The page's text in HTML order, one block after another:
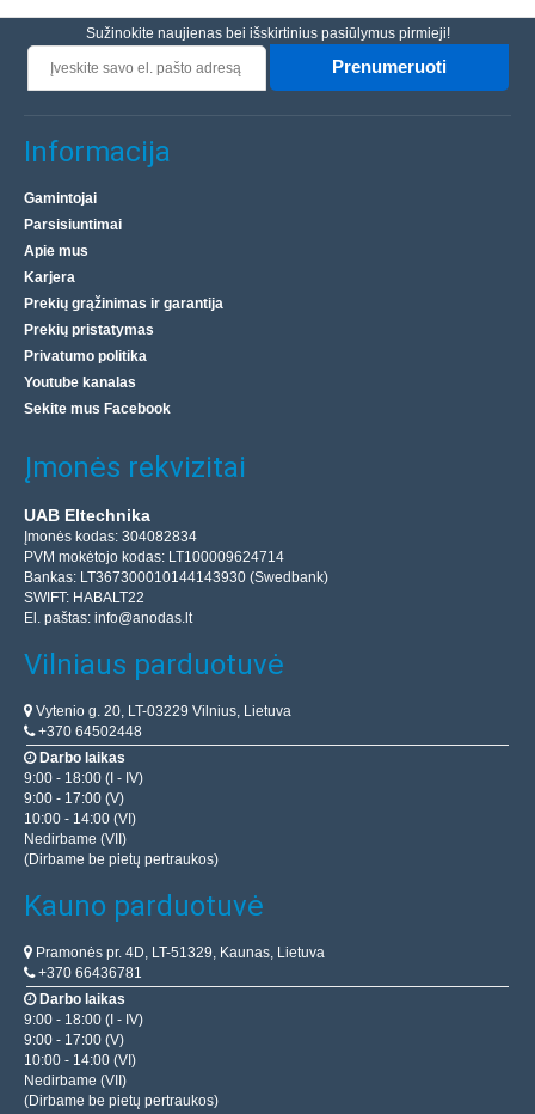
Sužinokite naujienas bei išskirtinius pasiūlymus pirmieji!
Prenumeruoti
Informacija
Gamintojai
Parsisiuntimai
Apie mus
Karjera
Prekių grąžinimas ir garantija
Prekių pristatymas
Privatumo politika
Youtube kanalas
Sekite mus Facebook
Įmonės rekvizitai
UAB Eltechnika
Įmonės kodas: 304082834
PVM mokėtojo kodas: LT100009624714
Bankas: LT367300010144143930 (Swedbank)
SWIFT: HABALT22
El. paštas: info@anodas.lt
Vilniaus parduotuvė
Vytenio g. 20, LT-03229 Vilnius, Lietuva
+370 64502448
Darbo laikas
9:00 - 18:00 (I - IV)
9:00 - 17:00 (V)
10:00 - 14:00 (VI)
Nedirbame (VII)
(Dirbame be pietų pertraukos)
Kauno parduotuvė
Pramonės pr. 4D, LT-51329, Kaunas, Lietuva
+370 66436781
Darbo laikas
9:00 - 18:00 (I - IV)
9:00 - 17:00 (V)
10:00 - 14:00 (VI)
Nedirbame (VII)
(Dirbame be pietų pertraukos)